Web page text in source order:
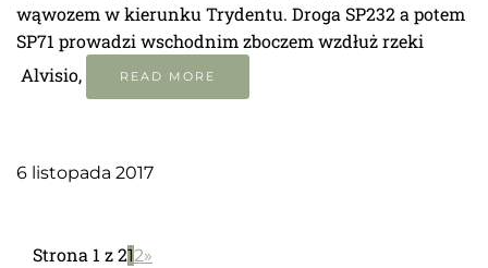
wąwozem w kierunku Trydentu. Droga SP232 a potem
SP71 prowadzi wschodnim zboczem wzdłuż rzeki
Alvisio,
READ MORE
6 listopada 2017
Strona 1 z 212»